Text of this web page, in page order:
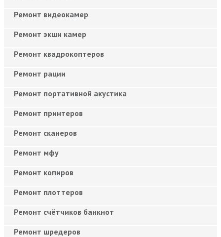
Ремонт видеокамер
Ремонт экшн камер
Ремонт квадрокоптеров
Ремонт рации
Ремонт портативной акустика
Ремонт принтеров
Ремонт сканеров
Ремонт мфу
Ремонт копиров
Ремонт плоттеров
Ремонт счётчиков банкнот
Ремонт шредеров